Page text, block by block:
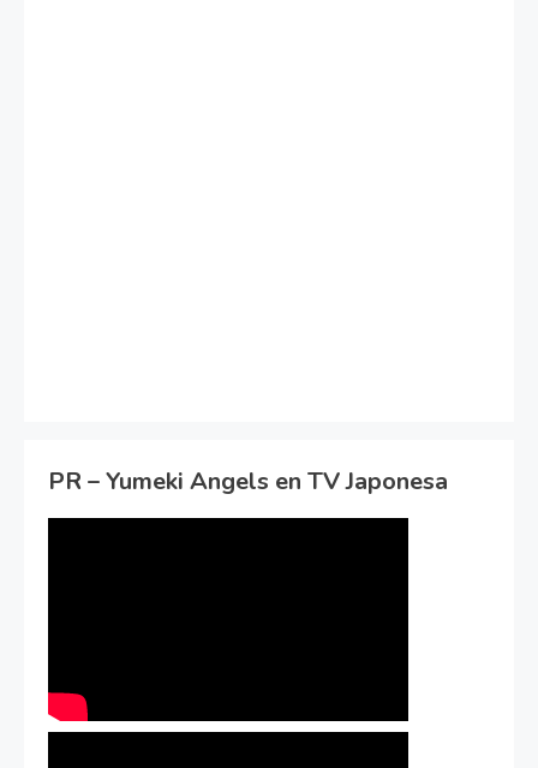
PR – Yumeki Angels en TV Japonesa